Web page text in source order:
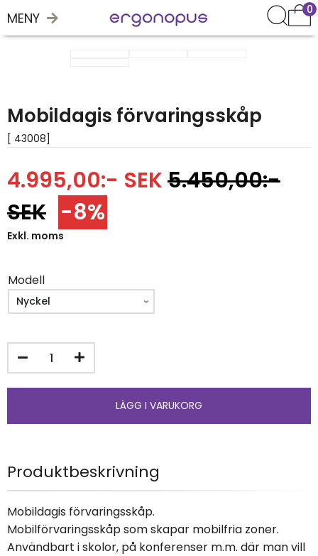
MENY 0
Mobildagis förvaringsskåp
[ 43008]
4.995,00:- SEK5.450,00:-
SEK -8%
Exkl. moms
Modell
Produktbeskrivning
Mobildagis förvaringsskåp.
Mobilförvaringsskåp som skapar mobilfria zoner.
Användbart i skolor, på konferenser m.m. där man vill